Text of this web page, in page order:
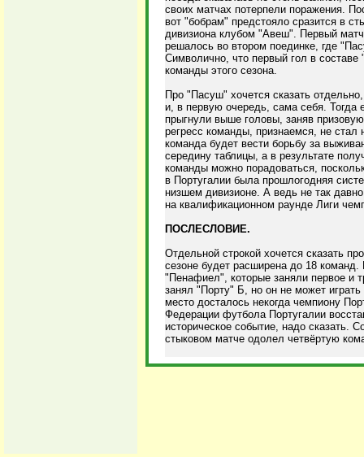
своих матчах потерпели поражения.
вот "бобрам" предстояло сразится в
дивизиона клубом "Авеш". Первый
решалось во втором поединке, где
Символично, что первый гол в
команды этого сезона.
Про "Пасуш" хочется сказать
и, в первую очередь, сама себя.
прыгнули выше головы, заняв
регресс команды, признаемся, не
команда будет вести борьбу за
середину таблицы, а в результате
команды можно порадоваться,
в Португалии была прошлогодняя
низшем дивизионе. А ведь не так
на квалификационном раунде Лиги
ПОСЛЕСЛОВИЕ.
Отдельной строкой хочется сказать
сезоне будет расширена до 18
"Пенафиел", которые заняли первое и
занял "Порту" Б, но он не может
место досталось некогда чемпиону
Федерации футбола Португалии
историческое событие, надо сказать.
стыковом матче одолел четвёртую